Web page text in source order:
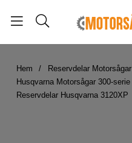
Hem
Reservdelar Motorsågar
Husqvarna Motorsågar 300-serie
Reservdelar Husqvarna 3120XP